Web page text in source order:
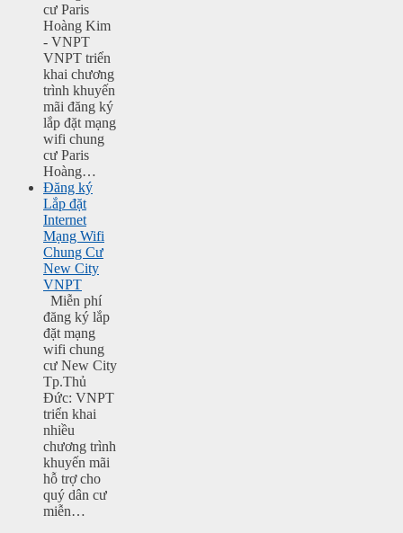
cư Paris
Hoàng Kim
- VNPT
VNPT triển
khai chương
trình khuyến
mãi đăng ký
lắp đặt mạng
wifi chung
cư Paris
Hoàng…
Đăng ký
Lắp đặt
Internet
Mạng Wifi
Chung Cư
New City
VNPT
Miễn phí
đăng ký lắp
đặt mạng
wifi chung
cư New City
Tp.Thủ
Đức: VNPT
triển khai
nhiều
chương trình
khuyến mãi
hỗ trợ cho
quý dân cư
miễn…